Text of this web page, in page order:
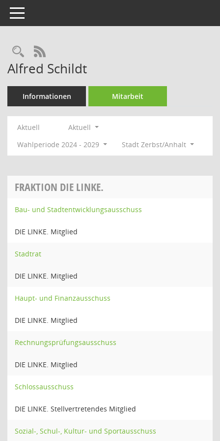
Toggle navigation
Rechercheauswahl
RSS-Feed
Alfred Schildt
Informationen Mitarbeit
Aktuell
Aktuell
Wahlperiode 2024 - 2029
Stadt Zerbst/Anhalt
FRAKTION DIE LINKE.
Bau- und Stadtentwicklungsausschuss
DIE LINKE. Mitglied
Stadtrat
DIE LINKE. Mitglied
Haupt- und Finanzausschuss
DIE LINKE. Mitglied
Rechnungsprüfungsausschuss
DIE LINKE. Mitglied
Schlossausschuss
DIE LINKE. Stellvertretendes Mitglied
Sozial-, Schul-, Kultur- und Sportausschuss